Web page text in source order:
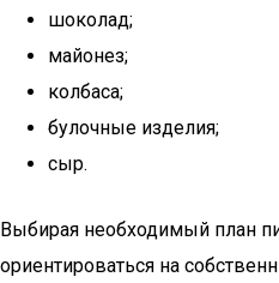
шоколад;
майонез;
колбаса;
булочные изделия;
сыр.
Выбирая необходимый план
ориентироваться на